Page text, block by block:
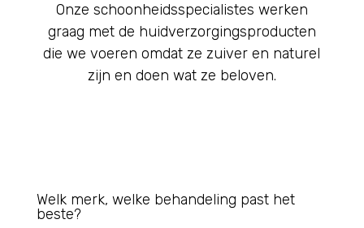
Onze schoonheidsspecialistes werken
graag met de huidverzorgingsproducten
die we voeren omdat ze zuiver en naturel
zijn en doen wat ze beloven.
Welk merk, welke behandeling past het
beste?